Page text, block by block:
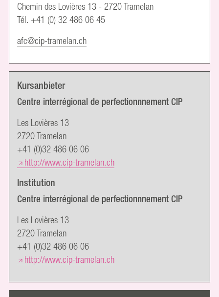
Chemin des Lovières 13 - 2720 Tramelan
Tél. +41 (0) 32 486 06 45
afc@cip-tramelan.ch
Kursanbieter
Centre interrégional de perfectionnnement CIP
Les Lovières 13
2720 Tramelan
+41 (0)32 486 06 06
http://www.cip-tramelan.ch
Institution
Centre interrégional de perfectionnnement CIP
Les Lovières 13
2720 Tramelan
+41 (0)32 486 06 06
http://www.cip-tramelan.ch